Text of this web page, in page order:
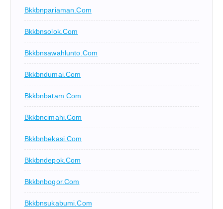
Bkkbnpariaman.com
Bkkbnsolok.com
Bkkbnsawahlunto.com
Bkkbndumai.com
Bkkbnbatam.com
Bkkbncimahi.com
Bkkbnbekasi.com
Bkkbndepok.com
Bkkbnbogor.com
Bkkbnsukabumi.com